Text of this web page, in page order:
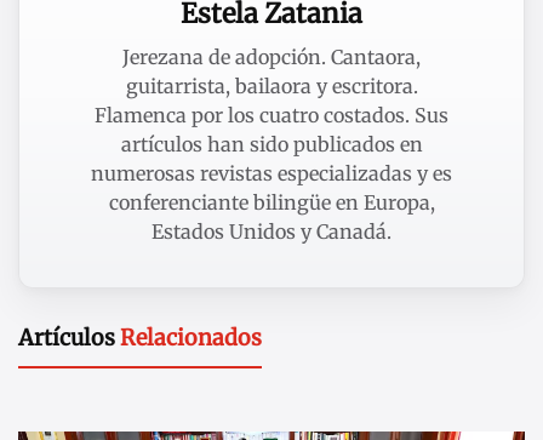
Estela Zatania
Jerezana de adopción. Cantaora,
guitarrista, bailaora y escritora.
Flamenca por los cuatro costados. Sus
artículos han sido publicados en
numerosas revistas especializadas y es
conferenciante bilingüe en Europa,
Estados Unidos y Canadá.
ArtículosRelacionados